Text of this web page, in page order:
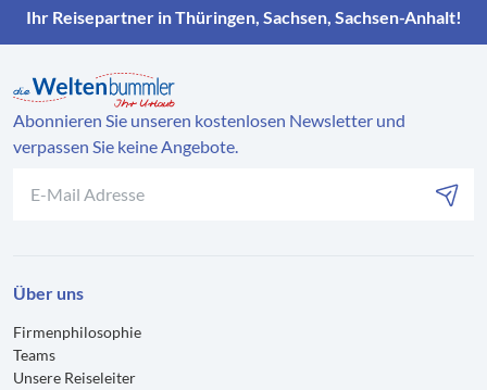
Ihr Reisepartner in Thüringen, Sachsen, Sachsen-Anhalt!
Abonnieren Sie unseren kostenlosen Newsletter und
verpassen Sie keine Angebote.
Über uns
Firmenphilosophie
Teams
Unsere Reiseleiter